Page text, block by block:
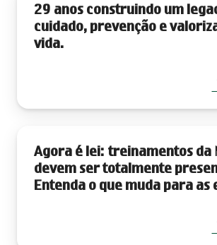
29 anos construindo um
cuidado, prevenção e
vida.
Agora é lei: treinamentos da
devem ser totalmente
Entenda o que muda para as